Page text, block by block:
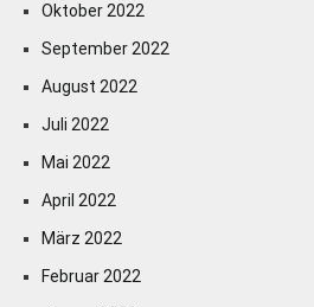
Oktober 2022
September 2022
August 2022
Juli 2022
Mai 2022
April 2022
März 2022
Februar 2022